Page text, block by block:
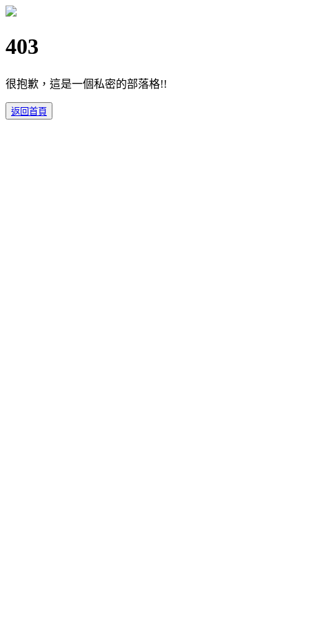
403
很抱歉，這是一個私密的部落格!!
返回首頁